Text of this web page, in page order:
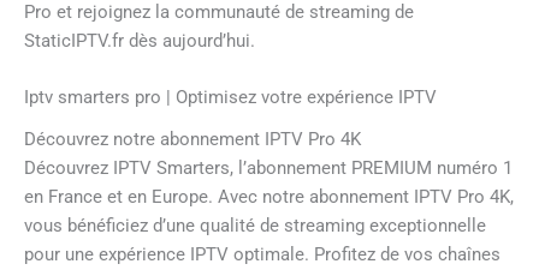
Pro et rejoignez la communauté de streaming de
StaticIPTV.fr dès aujourd’hui.
Iptv smarters pro | Optimisez votre expérience IPTV
Découvrez notre abonnement IPTV Pro 4K
Découvrez IPTV Smarters, l’abonnement PREMIUM numéro 1
en France et en Europe. Avec notre abonnement IPTV Pro 4K,
vous bénéficiez d’une qualité de streaming exceptionnelle
pour une expérience IPTV optimale. Profitez de vos chaînes